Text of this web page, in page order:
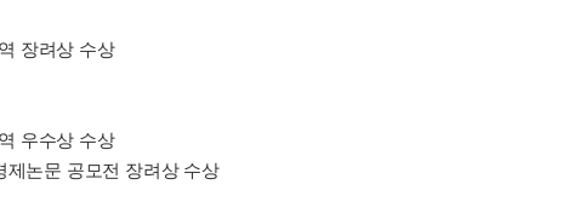
장려상 수상
우수상 수상
제논문 공모전 장려상 수상